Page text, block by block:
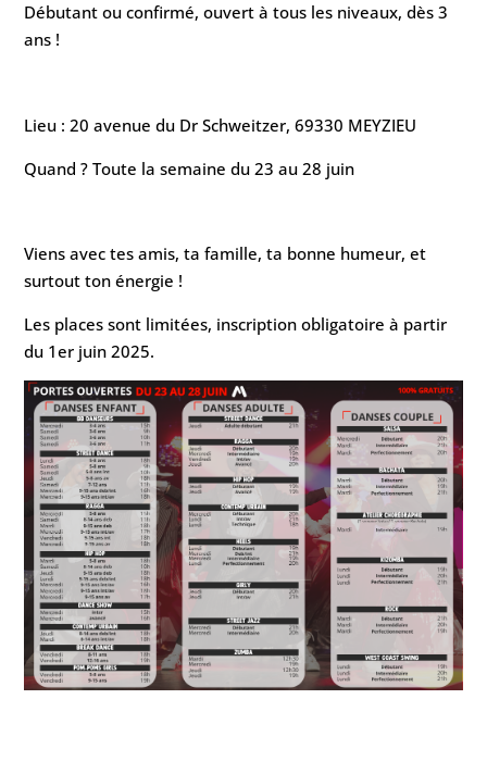
Débutant ou confirmé, ouvert à tous les niveaux, dès 3
ans !
Lieu : 20 avenue du Dr Schweitzer, 69330 MEYZIEU
Quand ? Toute la semaine du 23 au 28 juin
Viens avec tes amis, ta famille, ta bonne humeur, et
surtout ton énergie !
Les places sont limitées, inscription obligatoire à partir
du 1er juin 2025.